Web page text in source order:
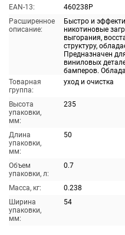
EAN-13:
460238P
Расширенное
описание:
Быстро и
никотиновые
выгорания,
структуру,
Предназначен
виниловых
бамперов.
Товарная
группа:
уход и очистка
Высота
упаковки,
мм:
235
Длина
упаковки,
мм:
50
Объем
упаковки, л:
0.7
Масса, кг:
0.238
Ширина
упаковки,
мм:
54